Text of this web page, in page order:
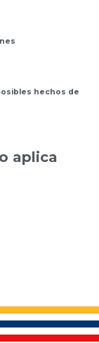
hechos de
aplica